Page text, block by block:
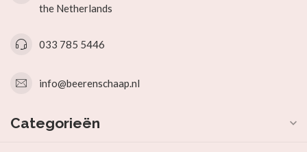
the Netherlands
033 785 5446
info@beerenschaap.nl
Categorieën